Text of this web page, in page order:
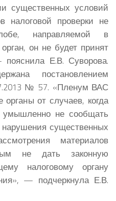
существенных условий
налоговой проверки не
направляемой в
он не будет принят
Е.В. Суворова.
постановлением
№ 57. «Пленум ВАС
от случаев, когда
умышленно не сообщать
существенных
материалов
не дать законную
налоговому органу
— подчеркнула Е.В.